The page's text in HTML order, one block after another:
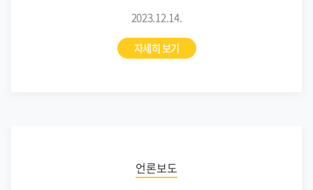
2023.12.14.
자세히 보기
언론보도